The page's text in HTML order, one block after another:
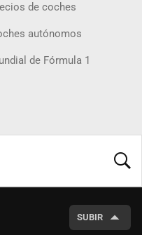
de coches
autónomos
de Fórmula 1
SUBIR